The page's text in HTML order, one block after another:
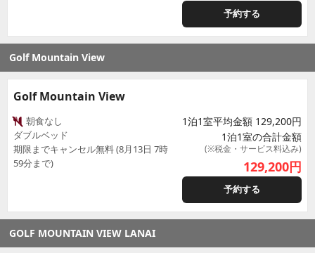
予約する
Golf Mountain View
Golf Mountain View
朝食なし
ダブルベッド
期限までキャンセル無料 (8月13日 7時
59分まで)
1泊1室平均金額 129,200円
1泊1室の合計金額
(※税金・サービス料込み)
129,200円
予約する
GOLF MOUNTAIN VIEW LANAI